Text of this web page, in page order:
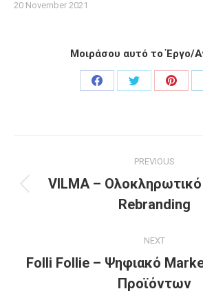
20 November 2021
Μοιράσου αυτό το Έργο/
Share
Share
Share
navigation
PREVIOUS
Previous
project:
VILMA – Ολοκληρωτικό
Rebranding
NEXT
Next
project:
Folli Follie – Ψηφιακό
Προϊόντων